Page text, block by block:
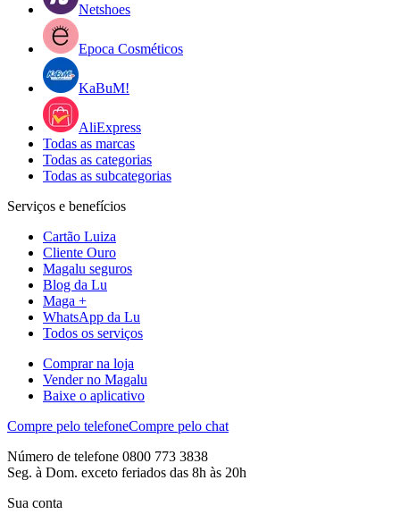
Netshoes
Epoca Cosméticos
KaBuM!
AliExpress
Todas as marcas
Todas as categorias
Todas as subcategorias
Serviços e benefícios
Cartão Luiza
Cliente Ouro
Magalu seguros
Blog da Lu
Maga +
WhatsApp da Lu
Todos os serviços
Comprar na loja
Vender no Magalu
Baixe o aplicativo
Compre pelo telefoneCompre pelo chat
Número de telefone 0800 773 3838
Seg. à Dom. exceto feriados das 8h às 20h
Sua conta